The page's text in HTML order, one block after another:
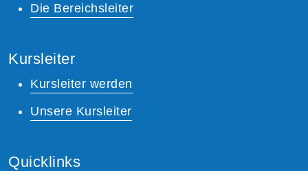
Die Bereichsleiter
Kursleiter
Kursleiter werden
Unsere Kursleiter
Quicklinks